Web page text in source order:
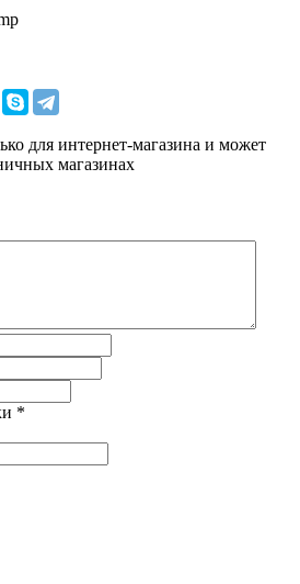
для интернет-магазина и может
магазинах
*